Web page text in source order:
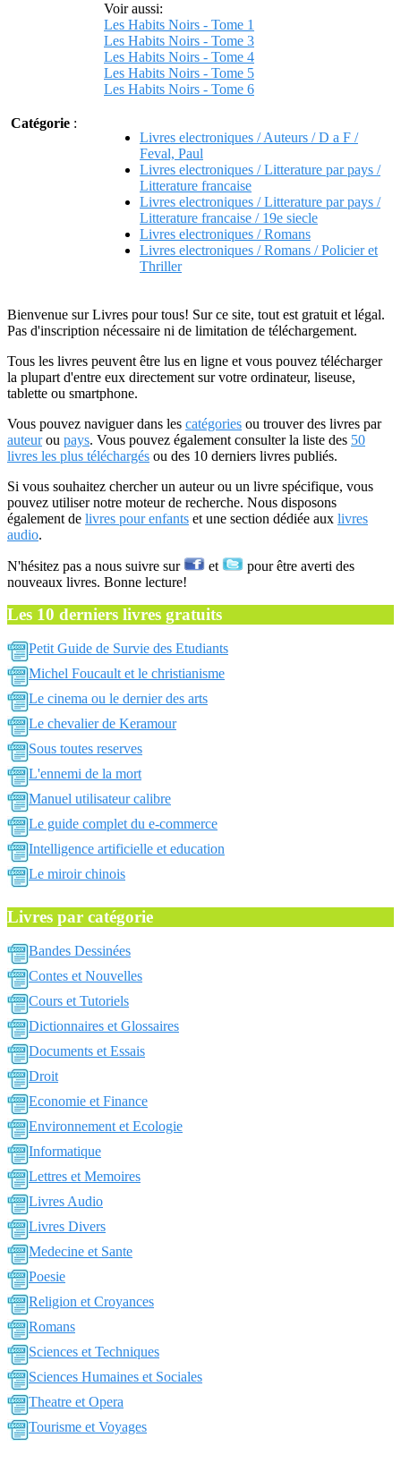
Voir aussi:
Les Habits Noirs - Tome 1
Les Habits Noirs - Tome 3
Les Habits Noirs - Tome 4
Les Habits Noirs - Tome 5
Les Habits Noirs - Tome 6
Catégorie :
Livres electroniques / Auteurs / D a F /
Feval, Paul
Livres electroniques / Litterature par pays /
Litterature francaise
Livres electroniques / Litterature par pays /
Litterature francaise / 19e siecle
Livres electroniques / Romans
Livres electroniques / Romans / Policier et
Thriller
Bienvenue sur Livres pour tous! Sur ce site, tout est gratuit et légal.
Pas d'inscription nécessaire ni de limitation de téléchargement.
Tous les livres peuvent être lus en ligne et vous pouvez télécharger
la plupart d'entre eux directement sur votre ordinateur, liseuse,
tablette ou smartphone.
Vous pouvez naviguer dans les catégories ou trouver des livres par
auteurou pays. Vous pouvez également consulter la liste des 50
livres les plus téléchargés ou des 10 derniers livres publiés.
Si vous souhaitez chercher un auteur ou un livre spécifique, vous
pouvez utiliser notre moteur de recherche. Nous disposons
également de livres pour enfants et une section dédiée aux livres
audio.
N'hésitez pas a nous suivre sur et
pour être averti des
nouveaux livres. Bonne lecture!
Les 10 derniers livres gratuits
Petit Guide de Survie des Etudiants
Michel Foucault et le christianisme
Le cinema ou le dernier des arts
Le chevalier de Keramour
Sous toutes reserves
L'ennemi de la mort
Manuel utilisateur calibre
Le guide complet du e-commerce
Intelligence artificielle et education
Le miroir chinois
Livres par catégorie
Bandes Dessinées
Contes et Nouvelles
Cours et Tutoriels
Dictionnaires et Glossaires
Documents et Essais
Droit
Economie et Finance
Environnement et Ecologie
Informatique
Lettres et Memoires
Livres Audio
Livres Divers
Medecine et Sante
Poesie
Religion et Croyances
Romans
Sciences et Techniques
Sciences Humaines et Sociales
Theatre et Opera
Tourisme et Voyages